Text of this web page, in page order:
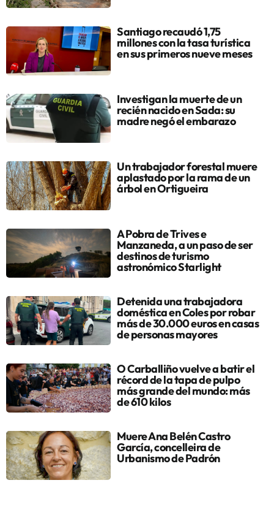
Santiago recaudó 1,75
millones con la tasa turística
en sus primeros nueve meses
Investigan la muerte de un
recién nacido en Sada: su
madre negó el embarazo
Un trabajador forestal muere
aplastado por la rama de un
árbol en Ortigueira
A Pobra de Trives e
Manzaneda, a un paso de ser
destinos de turismo
astronómico Starlight
Detenida una trabajadora
doméstica en Coles por robar
más de 30.000 euros en casas
de personas mayores
O Carballiño vuelve a batir el
récord de la tapa de pulpo
más grande del mundo: más
de 610 kilos
Muere Ana Belén Castro
García, concelleira de
Urbanismo de Padrón